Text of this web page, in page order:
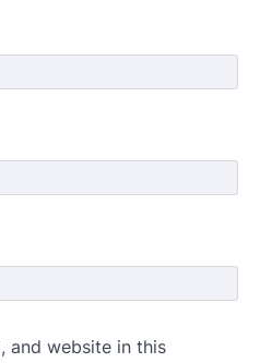
and website in this